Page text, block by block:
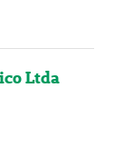
Ltda